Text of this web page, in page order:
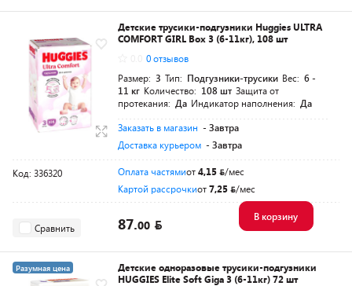
Детские трусики-подгузники Huggies ULTRA
COMFORT GIRL Box 3 (6-11кг), 108 шт
0 отзывов
Размер: 3 Тип: Подгузники-трусики Вес: 6 -
11 кг Количество: 108 шт Защита от
протекания: Да Индикатор наполнения: Да
Заказать в магазин - Завтра
Доставка курьером - Завтра
Код: 336320 Оплата частямиот4,15
/мес
Картой рассрочкиот7,25 /мес
Сравнить 87.00
В корзину
Разумная цена
Детские одноразовые трусики-подгузники
HUGGIES Elite Soft Giga 3 (6-11кг) 72 шт